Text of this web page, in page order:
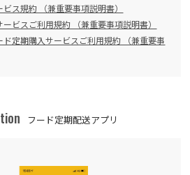
ス規約 （兼重要事項説明書）
ビスご利用規約 （兼重要事項説明書）
定期購入サービスご利用規約 （兼重要事
フード定期配送アプリ